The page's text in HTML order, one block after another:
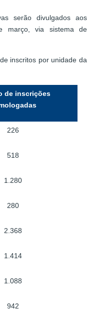
serão divulgados aos
março, via sistema de
inscritos por unidade da
de inscrições
226
518
1.280
280
2.368
1.414
1.088
942